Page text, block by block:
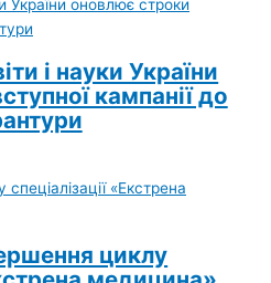
і науки України
кампанії до
циклу